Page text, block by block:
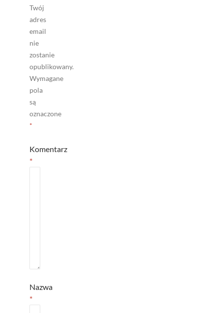
Twój
adres
email
nie
zostanie
opublikowany.
Wymagane
pola
są
oznaczone
*
Komentarz
*
Nazwa
*